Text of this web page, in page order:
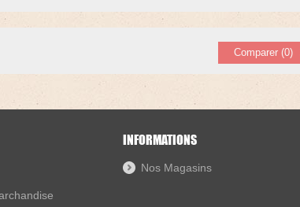
Comparer (0)
INFORMATIONS
Nos Magasins